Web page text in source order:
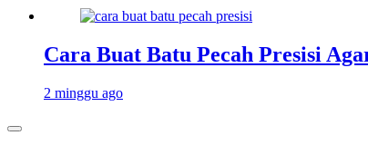
Cara Buat Batu Pecah Presisi
2 minggu ago